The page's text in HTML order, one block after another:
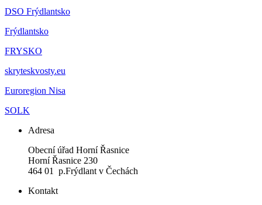
DSO Frýdlantsko
Frýdlantsko
FRYSKO
skryteskvosty.eu
Euroregion Nisa
SOLK
Adresa
Obecní úřad Horní Řasnice
Horní Řasnice 230
464 01 p.Frýdlant v Čechách
Kontakt